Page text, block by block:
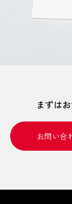
まずは
お問い合